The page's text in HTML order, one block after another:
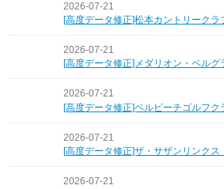
2026-07-21
[高度データ修正]松本カントリークラ
2026-07-21
[高度データ修正]メダリオン・ベルグ
2026-07-21
[高度データ修正]ベルビーチゴルフク
2026-07-21
[高度データ修正]ザ・サザンリンクス
2026-07-21